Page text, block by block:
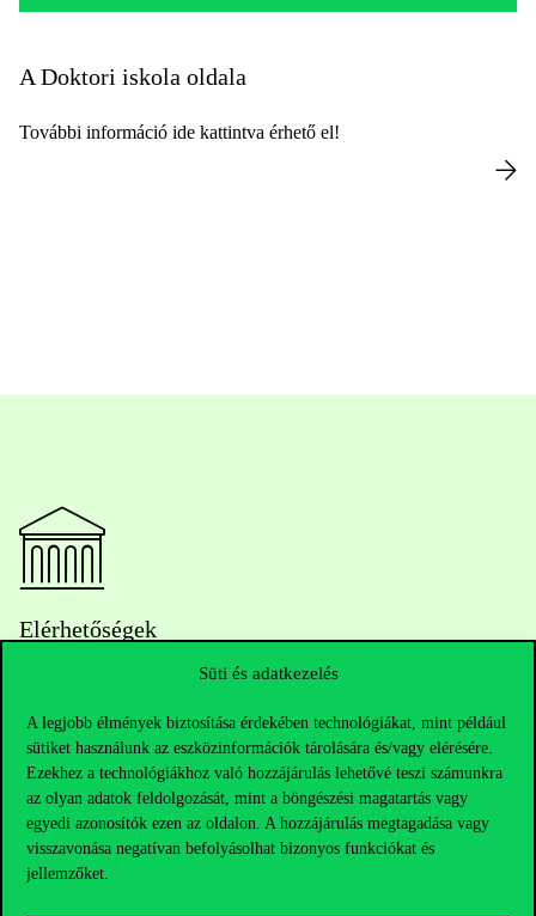
Süti és adatkezelés
A legjobb élmények biztosítása érdekében technológiákat, mint például
sütiket használunk az eszközinformációk tárolására és/vagy elérésére.
Ezekhez a technológiákhoz való hozzájárulás lehetővé teszi számunkra
az olyan adatok feldolgozását, mint a böngészési magatartás vagy
egyedi azonosítók ezen az oldalon. A hozzájárulás megtagadása vagy
visszavonása negatívan befolyásolhat bizonyos funkciókat és
jellemzőket.
A Doktori iskola oldala
További információ ide kattintva érhető el!
Elérhetőségek
Telefonszám:+36 1 482 5000
Kérdésed van a felvételivel kapcsolatban?
Oktatói elérhetőségek